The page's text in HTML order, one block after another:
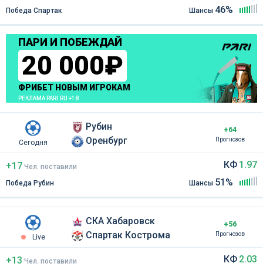
Победа Спартак
Шансы 46%
ПАРИ И ПОБЕЖДАЙ
20 000₽
ФРИБЕТ НОВЫМ ИГРОКАМ
РЕКЛАМА PARI.RU +18
Сегодня
Рубин
Оренбург
+64
Прогнозов
+17 Чел. поставили
Победа Рубин
КФ 1.97
Шансы 51%
Live
СКА Хабаровск
Спартак Кострома
+56
Прогнозов
+13 Чел. поставили КФ 2.03